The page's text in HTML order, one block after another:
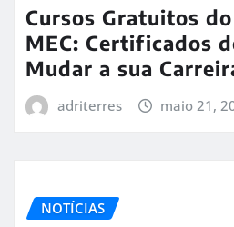
Cursos Gratuitos
MEC: Certificados
Mudar a sua
adriterres maio 21,
NOTÍCIAS